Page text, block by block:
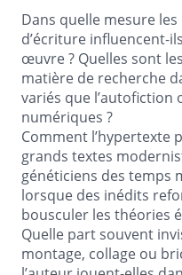
Dans quelle mesure
d’écriture influencent-
œuvre ? Quelles sont
matière de recherche
variés que l’autofiction
numériques ?
Comment l’hypertexte
grands textes
généticiens des temps
lorsque des inédits
bousculer les théories
Quelle part souvent
montage, collage ou